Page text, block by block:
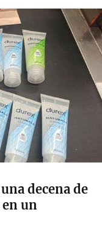
decena de
un